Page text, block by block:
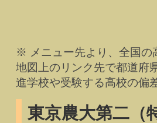
※ メニュー先より、全国の
地図上のリンク先で都道府
進学校や受験する高校の偏
東京農大第二（